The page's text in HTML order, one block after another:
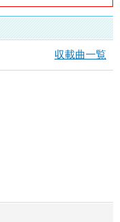
収載曲一覧